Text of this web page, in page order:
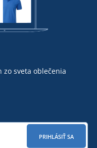
zo sveta oblečenia
PRIHLÁSIŤ SA